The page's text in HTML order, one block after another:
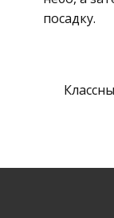
посадку.